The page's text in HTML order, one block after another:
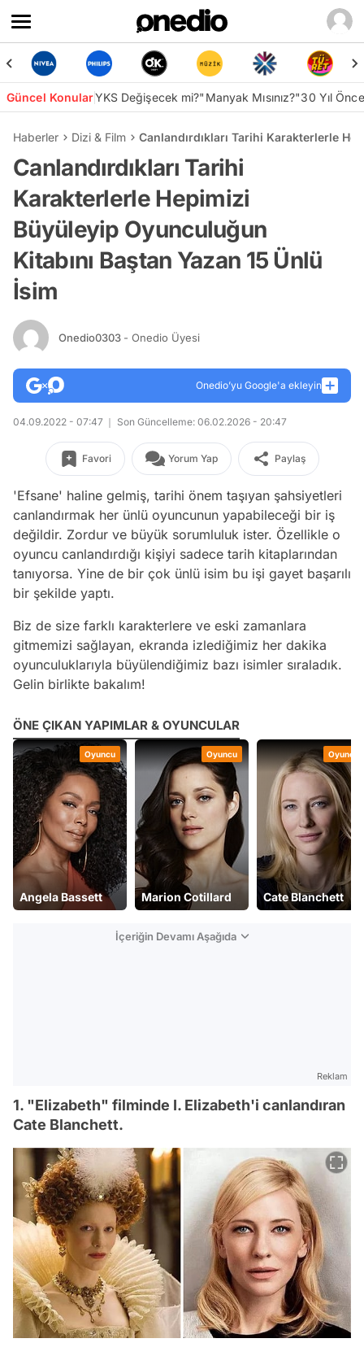
Güncel KonularYKS Değişecek mi?"Manyak Mısınız?"30 Yıl
Haberler Dizi & Film Canlandırdıkları Tarihi Karakterlerle
Canlandırdıkları Tarihi
Karakterlerle Hepimizi
Büyüleyip Oyunculuğun
Kitabını Baştan Yazan 15 Ünlü
İsim
Onedio0303 - Onedio Üyesi
Onedio’yu Google'a ekleyin
04.09.2022 - 07:47 Son Güncelleme: 06.02.2026 - 20:47
Favori Yorum Yap Paylaş
'Efsane' haline gelmiş, tarihi önem taşıyan şahsiyetleri
canlandırmak her ünlü oyuncunun yapabileceği bir iş
değildir. Zordur ve büyük sorumluluk ister. Özellikle o
oyuncu canlandırdığı kişiyi sadece tarih kitaplarından
tanıyorsa. Yine de bir çok ünlü isim bu işi gayet başarılı
bir şekilde yaptı.
Biz de size farklı karakterlere ve eski zamanlara
gitmemizi sağlayan, ekranda izlediğimiz her dakika
oyunculuklarıyla büyülendiğimiz bazı isimler sıraladık.
Gelin birlikte bakalım!
ÖNE ÇIKAN YAPIMLAR & OYUNCULAR
Oyuncu
Angela Bassett
Oyuncu
Marion Cotillard
Oyuncu
Cate Blanchett
İçeriğin Devamı Aşağıda
Reklam
1. "Elizabeth" filminde I. Elizabeth'i canlandıran
Cate Blanchett.